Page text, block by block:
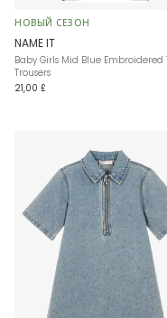
НОВЫЙ СЕЗОН
NAME IT
Baby Girls Mid Blue Embroidered
Trousers
21,00 £